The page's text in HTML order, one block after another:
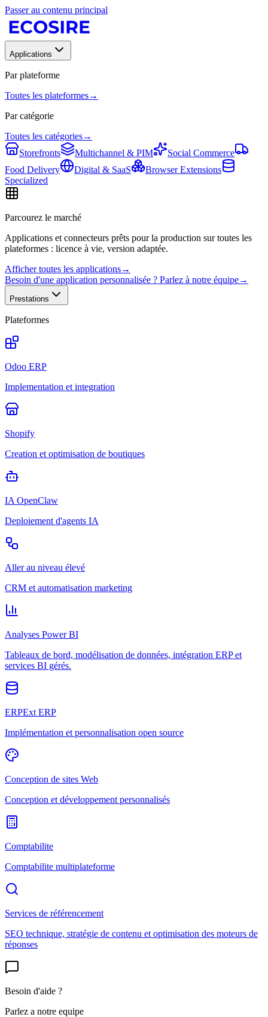
Passer au contenu principal
Applications
Par plateforme
Toutes les plateformes→
Par catégorie
Toutes les catégories→
Storefronts
Multichannel & PIM
Social Commerce
Food Delivery
Digital & SaaS
Browser Extensions
Specialized
Parcourez le marché
Applications et connecteurs prêts pour la production sur toutes les
plateformes : licence à vie, version adaptée.
Afficher toutes les applications→
Besoin d'une application personnalisée ? Parlez à notre équipe→
Prestations
Plateformes
Odoo ERP
Implementation et integration
Shopify
Creation et optimisation de boutiques
IA OpenClaw
Deploiement d'agents IA
Aller au niveau élevé
CRM et automatisation marketing
Analyses Power BI
Tableaux de bord, modélisation de données, intégration ERP et
services BI gérés.
ERPExt ERP
Implémentation et personnalisation open source
Conception de sites Web
Conception et développement personnalisés
Comptabilite
Comptabilite multiplateforme
Services de référencement
SEO technique, stratégie de contenu et optimisation des moteurs de
réponses
Besoin d'aide ?
Parlez a notre equipe